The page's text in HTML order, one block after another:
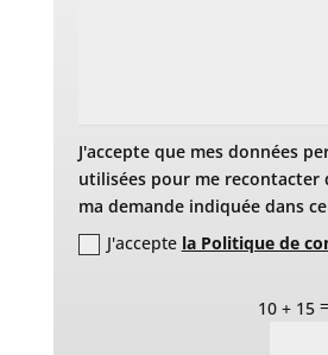
J'accepte que mes données
utilisées pour me recontacter
ma demande indiquée dans
J'accepte la Politique de
10 + 15 =